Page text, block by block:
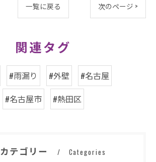
一覧に戻る 次のページ >
関連タグ
#雨漏り #外壁
#名古屋
#名古屋市
#熱田区
カテゴリー Categories